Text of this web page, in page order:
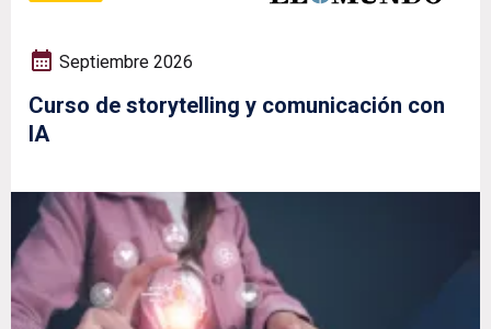
Septiembre 2026
Curso de storytelling y comunicación con
IA